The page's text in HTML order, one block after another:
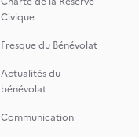
Civique
Fresque du Bénévolat
Actualités du
bénévolat
Communication